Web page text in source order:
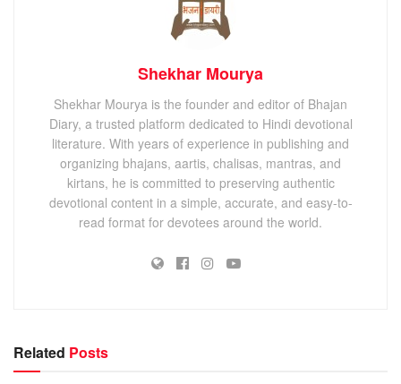
Shekhar Mourya
Shekhar Mourya is the founder and editor of Bhajan
Diary, a trusted platform dedicated to Hindi devotional
literature. With years of experience in publishing and
organizing bhajans, aartis, chalisas, mantras, and
kirtans, he is committed to preserving authentic
devotional content in a simple, accurate, and easy-to-
read format for devotees around the world.
Related Posts